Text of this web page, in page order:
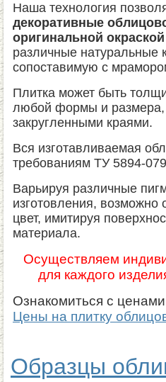
Наша технология
декоративные
оригинальной
различные натуральные
сопоставимую с
Плитка может быть
любой формы и размера,
закругленными краями.
Вся изготавливаемая
требованиям ТУ 5894-
Варьируя различные
изготовления, возможно
цвет, имитируя
материала.
Осуществляем
для каждого
Ознакомиться с
Цены на плитку
Образцы